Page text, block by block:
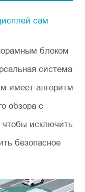
сам
блоком
система
имеет алгоритм
обзора с
чтобы исключить
безопасное